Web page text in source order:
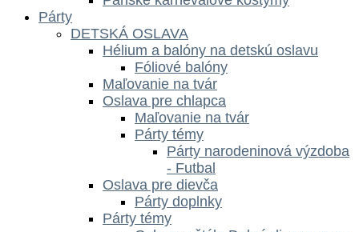
Párty
DETSKÁ OSLAVA
Hélium a balóny na detskú oslavu
Fóliové balóny
Maľovanie na tvár
Oslava pre chlapca
Maľovanie na tvár
Párty témy
Párty narodeninová výzdoba
- Futbal
Oslava pre dievča
Párty doplnky
Párty témy